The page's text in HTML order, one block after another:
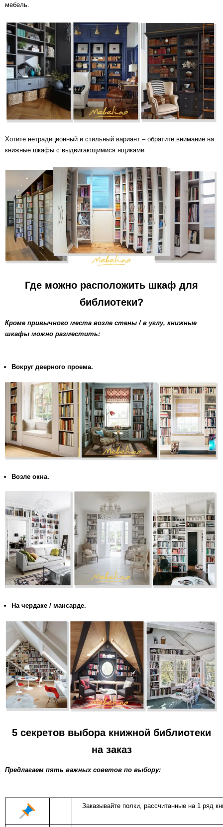
мебель.
Хотите нетрадиционный и стильный вариант – обратите внимание на
книжные шкафы с выдвигающимися ящиками.
Где можно расположить шкаф для
библиотеки?
Кроме привычного места возле стены / в углу, книжные
шкафы можно разместить:
Вокруг дверного проема.
Возле окна.
На чердаке / мансарде.
5 секретов выбора книжной библиотеки
на заказ
Предлагаем пять важных советов по выбору:
Заказывайте полки, рассчитанные на 1 ряд